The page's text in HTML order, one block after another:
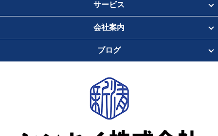
サービス
会社案内
ブログ